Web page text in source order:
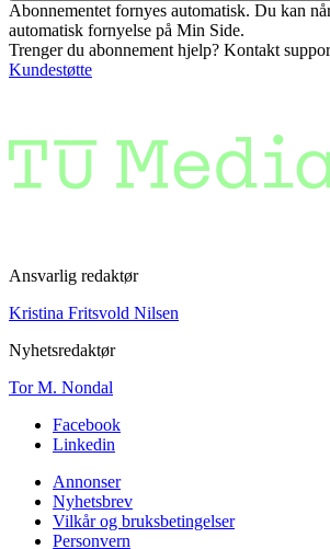
Abonnementet fornyes automatisk. Du kan
automatisk fornyelse på Min Side.
Trenger du abonnement hjelp? Kontakt
Kundestøtte
Ansvarlig redaktør
Kristina Fritsvold Nilsen
Nyhetsredaktør
Tor M. Nondal
Facebook
Linkedin
Annonser
Nyhetsbrev
Vilkår og bruksbetingelser
Personvern